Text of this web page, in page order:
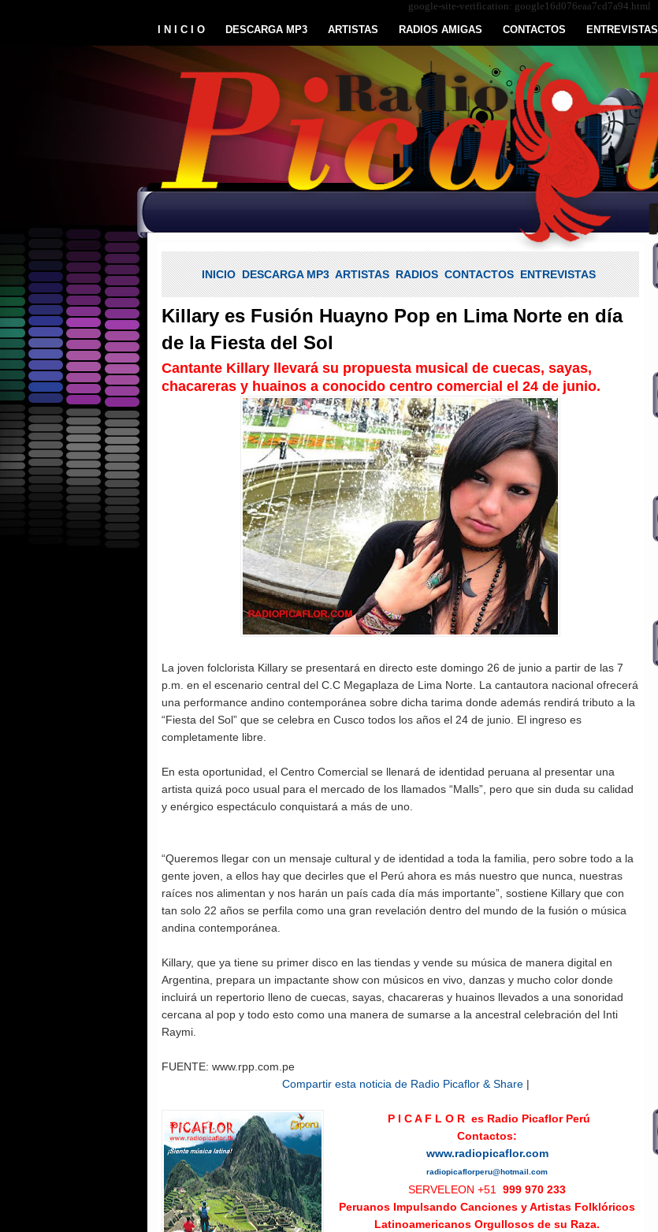
google-site-verification: google16d076eaa7cd7a94.html
I N I C I O
DESCARGA MP3 ARTISTAS RADIOS AMIGAS CONTACTOS ENTREVISTAS
INICIO DESCARGA MP3 ARTISTAS RADIOS CONTACTOS ENTREVISTAS
Killary es Fusión Huayno Pop en Lima Norte en día
de la Fiesta del Sol
Cantante Killary llevará su propuesta musical de cuecas, sayas,
chacareras y huainos a conocido centro comercial el 24 de junio.
La joven folclorista Killary se presentará en directo este domingo 26 de junio a partir de las 7
p.m. en el escenario central del C.C Megaplaza de Lima Norte. La cantautora nacional ofrecerá
una performance andino contemporánea sobre dicha tarima donde además rendirá tributo a la
“Fiesta del Sol” que se celebra en Cusco todos los años el 24 de junio. El ingreso es
completamente libre.
En esta oportunidad, el Centro Comercial se llenará de identidad peruana al presentar una
artista quizá poco usual para el mercado de los llamados “Malls”, pero que sin duda su calidad
y enérgico espectáculo conquistará a más de uno.
“Queremos llegar con un mensaje cultural y de identidad a toda la familia, pero sobre todo a la
gente joven, a ellos hay que decirles que el Perú ahora es más nuestro que nunca, nuestras
raíces nos alimentan y nos harán un país cada día más importante”, sostiene Killary que con
tan solo 22 años se perfila como una gran revelación dentro del mundo de la fusión o música
andina contemporánea.
Killary, que ya tiene su primer disco en las tiendas y vende su música de manera digital en
Argentina, prepara un impactante show con músicos en vivo, danzas y mucho color donde
incluirá un repertorio lleno de cuecas, sayas, chacareras y huainos llevados a una sonoridad
cercana al pop y todo esto como una manera de sumarse a la ancestral celebración del Inti
Raymi.
FUENTE: www.rpp.com.pe
Compartir esta noticia de Radio Picaflor & Share |
P I C A F L O R es Radio Picaflor Perú
Contactos:
www.radiopicaflor.com
radiopicaflorperu@hotmail.com
SERVELEON +51999 970 233
Peruanos Impulsando Canciones y Artistas Folklóricos
Latinoamericanos Orgullosos de su Raza.